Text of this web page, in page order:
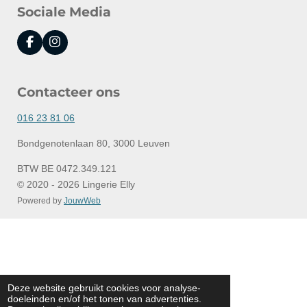
Deze website gebruikt cookies voor analyse-
doeleinden en/of het tonen van advertenties.
Sociale Media
F
a
b
o
k
I
n
a
r
a
Contacteer ons
016 23 81 06
Bondgenotenlaan 80, 3000 Leuven
BTW BE 0472.349.121
© 2020 - 2026 Lingerie Elly
Powered by JouwWeb